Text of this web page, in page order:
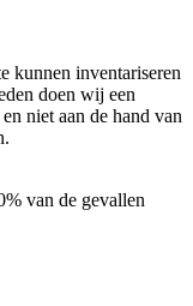
kunnen inventariseren
doen wij een
niet aan de hand van
van de gevallen